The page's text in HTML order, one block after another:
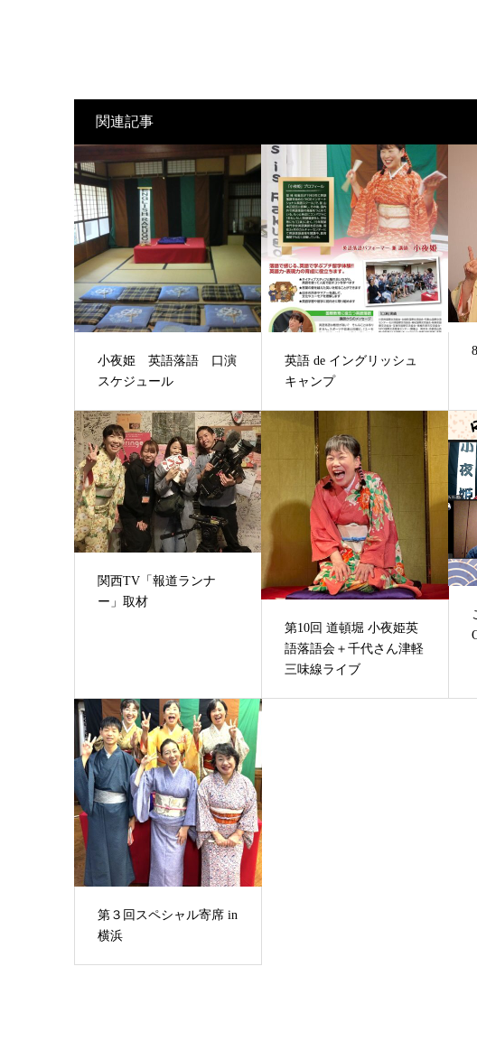
関連記事
小夜姫 英語落語 口演
スケジュール
英語 de イングリッシュ
キャンプ
関西TV「報道ランナ
ー」取材
第10回 道頓堀 小夜姫英
語落語会＋千代さん津軽
三味線ライブ
第３回スペシャル寄席 in
横浜